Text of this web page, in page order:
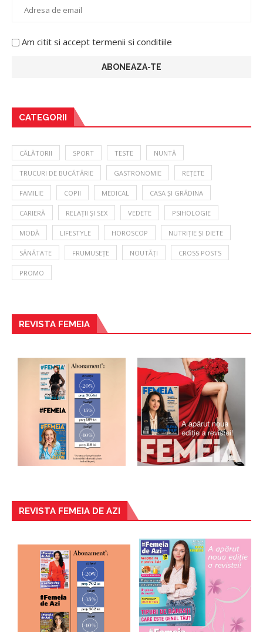
Am citit si accept termenii si conditiile
CATEGORII
CĂLĂTORII SPORT TESTE NUNTĂ
TRUCURI DE BUCĂTĂRIE GASTRONOMIE REȚETE
FAMILIE COPII MEDICAL CASA ȘI GRĂDINA
CARIERĂ RELAȚII ȘI SEX VEDETE PSIHOLOGIE
MODĂ LIFESTYLE HOROSCOP NUTRIȚIE ȘI DIETE
SĂNĂTATE FRUMUSEȚE NOUTĂȚI CROSS POSTS
PROMO
REVISTA FEMEIA
REVISTA FEMEIA DE AZI